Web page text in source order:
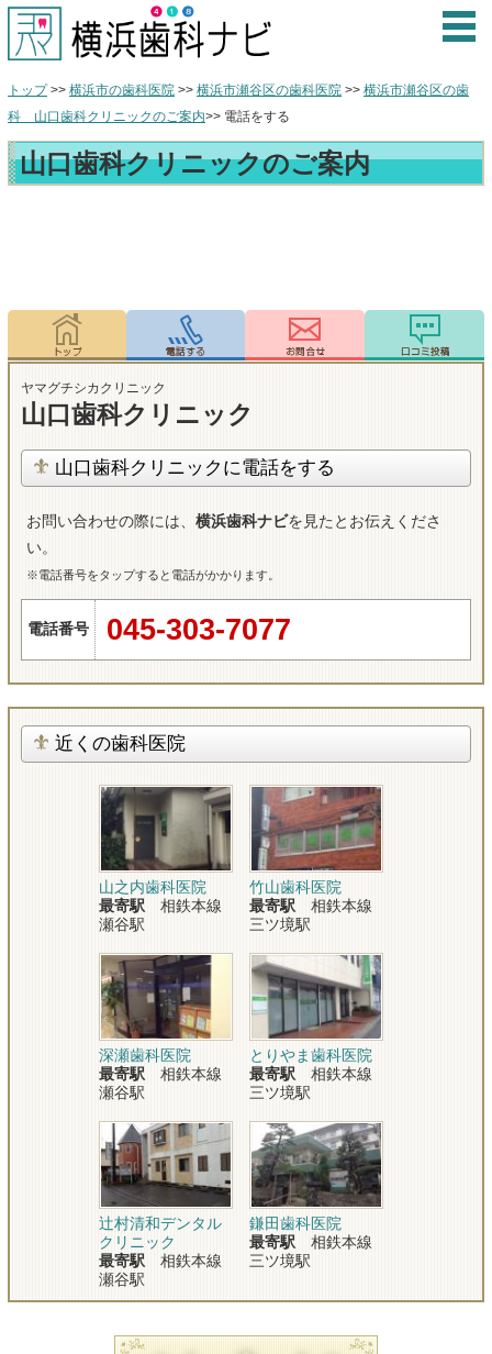
トップ>> 横浜市の歯科医院 >> 横浜市瀬谷区の歯科医院 >> 横浜市瀬谷区の歯
科 山口歯科クリニックのご案内>> 電話をする
山口歯科クリニックのご案内
ヤマグチシカクリニック
山口歯科クリニック
山口歯科クリニックに電話をする
お問い合わせの際には、 横浜歯科ナビを見たとお伝えくださ
い。
※電話番号をタップすると電話がかかります。
電話番号 045-303-7077
近くの歯科医院
山之内歯科医院
最寄駅 相鉄本線
瀬谷駅
竹山歯科医院
最寄駅 相鉄本線
三ツ境駅
深瀬歯科医院
最寄駅 相鉄本線
瀬谷駅
とりやま歯科医院
最寄駅 相鉄本線
三ツ境駅
辻村清和デンタル
クリニック
最寄駅 相鉄本線
瀬谷駅
鎌田歯科医院
最寄駅 相鉄本線
三ツ境駅